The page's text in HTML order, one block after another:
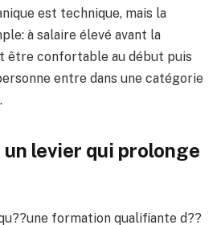
est technique, mais la
à salaire élevé avant la
être confortable au début puis
entre dans une catégorie
levier qui prolonge
formation qualifiante d??